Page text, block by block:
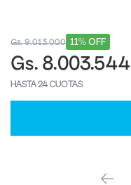
11% OFF
Gs. 9.013.000
Gs. 8.003.544
HASTA 24 CUOTAS
anterior